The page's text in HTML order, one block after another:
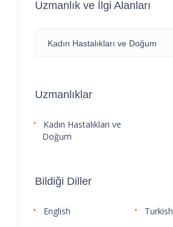
Uzmanlık ve İlgi Alanları
Kadın Hastalıkları ve Doğum
Uzmanlıklar
Kadın Hastalıkları ve
Doğum
Bildiği Diller
English Turkish